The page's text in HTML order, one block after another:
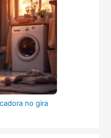
no gira